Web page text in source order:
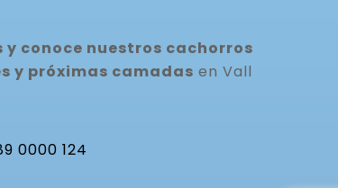
conoce nuestros cachorros
y próximas camadas en Vall
0000 124